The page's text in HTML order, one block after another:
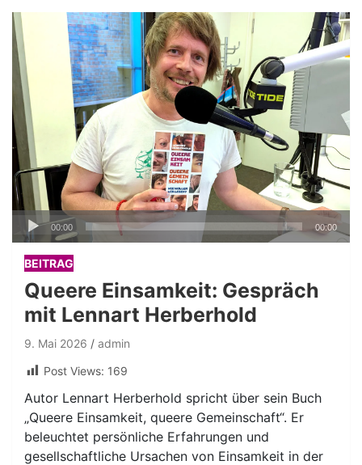
Audio-
Player
00:00 00:00
BEITRAG
Queere Einsamkeit: Gespräch
mit Lennart Herberhold
9. Mai 2026
admin
Post Views: 169
Autor Lennart Herberhold spricht über sein Buch
„Queere Einsamkeit, queere Gemeinschaft“. Er
beleuchtet persönliche Erfahrungen und
gesellschaftliche Ursachen von Einsamkeit in der